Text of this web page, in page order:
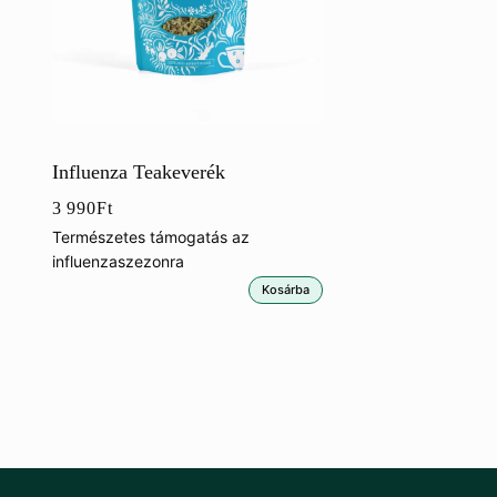
Influenza Teakeverék
3 990Ft
Természetes támogatás az
influenzaszezonra
Kosárba